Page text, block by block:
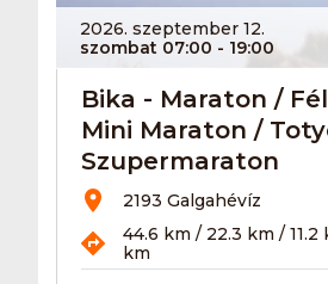
2026. szeptember 12.
szombat 07:00 - 19:00
Bika - Maraton /
Mini Maraton /
Szupermaraton
2193 Galgahévíz
44.6 km / 22.3 km / 11.2
km